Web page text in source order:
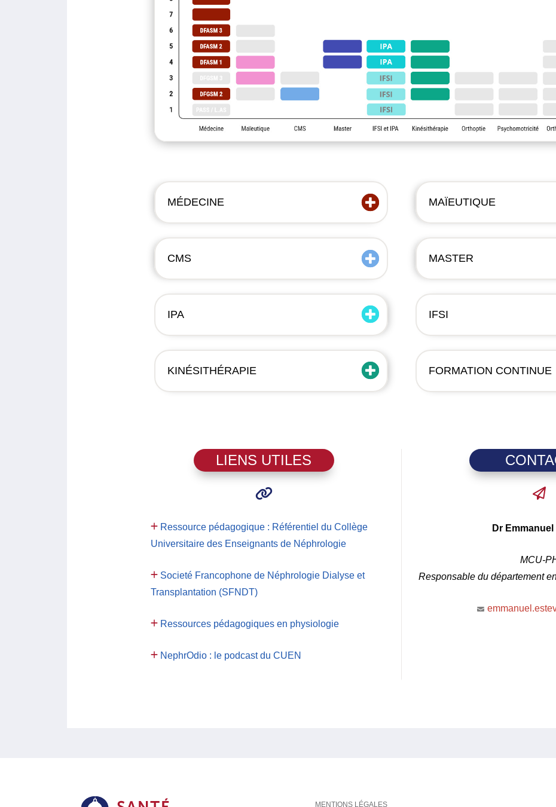
MÉDECINE
CMS
IPA
KINÉSITHÉRAPIE
MAÏEUTIQUE
MASTER
IFSI
FORMATION CONTINUE
LIENS UTILES
Ressource pédagogique : Référentiel du Collège
Universitaire des Enseignants de Néphrologie
Societé Francophone de Néphrologie Dialyse et
Transplantation (SFNDT)
Ressources pédagogiques en physiologie
NephrOdio : le podcast du CUEN
Dr
MCU-
Responsable du département
MENTIONS LÉGALES